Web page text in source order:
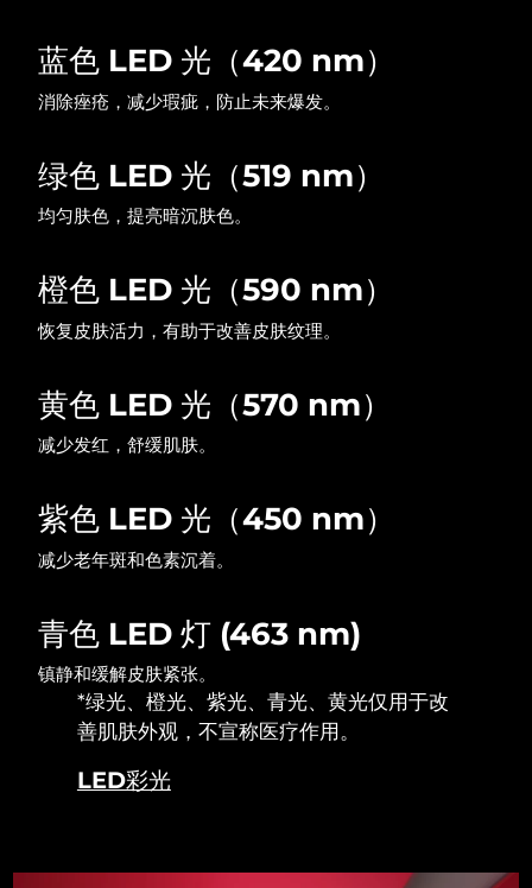
蓝色 LED 光（420 nm）
消除痤疮，减少瑕疵，防止未来爆发。
绿色 LED 光（519 nm）
均匀肤色，提亮暗沉肤色。
橙色 LED 光（590 nm）
恢复皮肤活力，有助于改善皮肤纹理。
黄色 LED 光（570 nm）
减少发红，舒缓肌肤。
紫色 LED 光（450 nm）
减少老年斑和色素沉着。
青色 LED 灯 (463 nm)
镇静和缓解皮肤紧张。
*绿光、橙光、紫光、青光、黄光仅用于改
善肌肤外观，不宣称医疗作用。
LED彩光
摩纳哥 预计送达日期
新西兰 预计送达日期
阿曼 预计送达日期
波兰 预计送达日期
波多黎各 预计送达日期
留尼汪 预计送达日期
罗马尼亚 预计送达日期 8/10/26
俄罗斯 预计送达日期